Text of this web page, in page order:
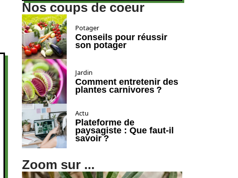
Nos coups de coeur
Potager
Conseils pour réussir
son potager
Jardin
Comment entretenir des
plantes carnivores ?
Actu
Plateforme de
paysagiste : Que faut-il
savoir ?
Zoom sur ...